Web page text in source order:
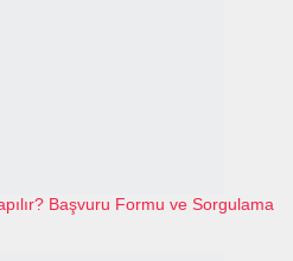
Başvuru Formu ve Sorgulama